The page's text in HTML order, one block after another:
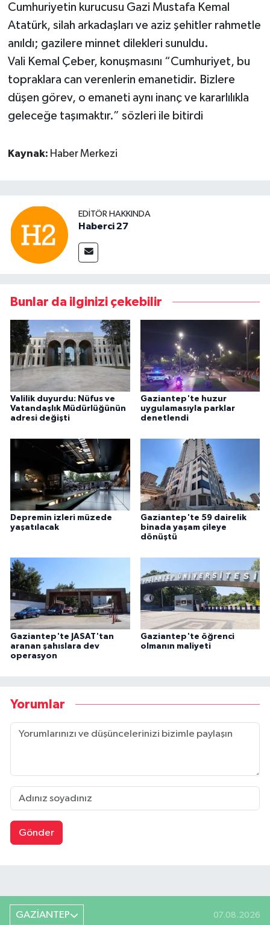
Cumhuriyetin kurucusu Gazi Mustafa Kemal
Atatürk, silah arkadaşları ve aziz şehitler rahmetle
anıldı; gazilere minnet dilekleri sunuldu.
Vali Kemal Çeber, konuşmasını “Cumhuriyet, bu
topraklara can verenlerin emanetidir. Bizlere
düşen görev, o emaneti aynı inanç ve kararlılıkla
geleceğe taşımaktır.” sözleri ile bitirdi
Kaynak: Haber Merkezi
EDITÖR HAKKINDA
Haberci 27
Bunlar da ilginizi çekebilir
Valilik duyurdu: Nüfus ve
Vatandaşlık Müdürlüğünün
adresi değişti
Gaziantep'te huzur
uygulamasıyla parklar
denetlendi
Depremin izleri müzede
yaşatılacak
Gaziantep'te 59 dairelik
binada yaşam çileye
dönüştü
Gaziantep'te JASAT'tan
aranan şahıslara dev
operasyon
Gaziantep'te öğrenci
olmanın maliyeti
Yorumlar
Gönder
GAZİANTEP 07.08.2026